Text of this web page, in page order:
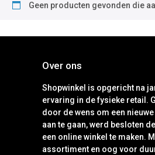
Geen producten gevonden die
Over ons
Shopwinkel is opgericht na
ervaring in de fysieke retail.
door de wens om een
aan te gaan, werd besloten
een online winkel te maken.
assortiment en oog voor